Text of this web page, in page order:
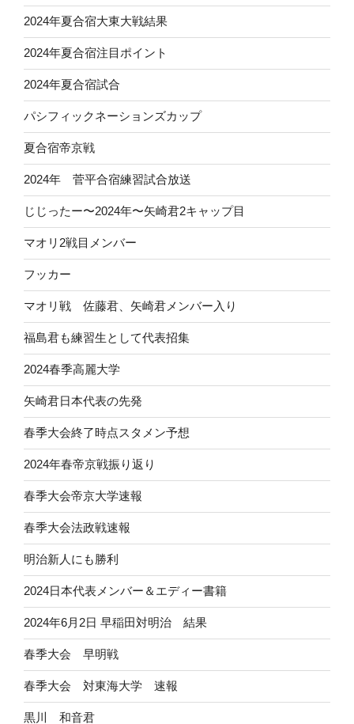
2024年夏合宿大東大戦結果
2024年夏合宿注目ポイント
2024年夏合宿試合
パシフィックネーションズカップ
夏合宿帝京戦
2024年 菅平合宿練習試合放送
じじったー〜2024年〜矢崎君2キャップ目
マオリ2戦目メンバー
フッカー
マオリ戦 佐藤君、矢崎君メンバー入り
福島君も練習生として代表招集
2024春季高麗大学
矢崎君日本代表の先発
春季大会終了時点スタメン予想
2024年春帝京戦振り返り
春季大会帝京大学速報
春季大会法政戦速報
明治新人にも勝利
2024日本代表メンバー＆エディー書籍
2024年6月2日 早稲田対明治 結果
春季大会 早明戦
春季大会 対東海大学 速報
黒川 和音君